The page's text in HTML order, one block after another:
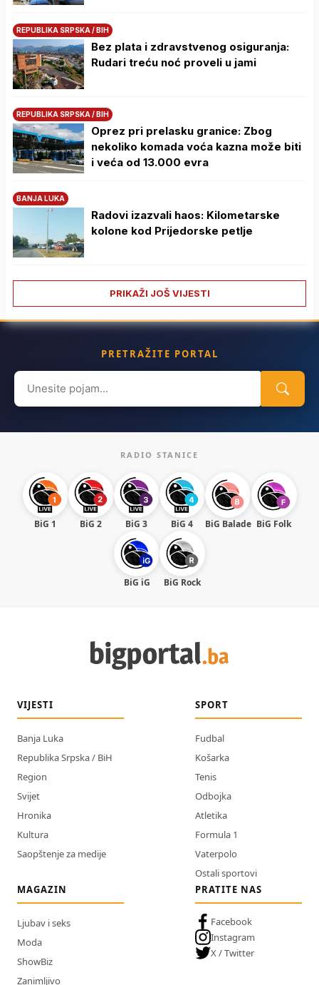
REPUBLIKA SRPSKA / BIH
Bez plata i zdravstvenog osiguranja:
Rudari treću noć proveli u jami
REPUBLIKA SRPSKA / BIH
Oprez pri prelasku granice: Zbog
nekoliko komada voća kazna može biti
i veća od 13.000 evra
BANJA LUKA
Radovi izazvali haos: Kilometarske
kolone kod Prijedorske petlje
PRIKAŽI JOŠ VIJESTI
PRETRAŽITE PORTAL
Search
for:
RADIO STANICE
BiG 1 BiG 2 BiG 3 BiG 4 BiG Balade BiG Folk
BiG iG BiG Rock
VIJESTI
Banja Luka
Republika Srpska / BiH
Region
Svijet
Hronika
Kultura
Saopštenje za medije
SPORT
Fudbal
Košarka
Tenis
Odbojka
Atletika
Formula 1
Vaterpolo
Ostali sportovi
MAGAZIN
Ljubav i seks
Moda
ShowBiz
Zanimljivo
PRATITE NAS
Facebook
Instagram
X / Twitter